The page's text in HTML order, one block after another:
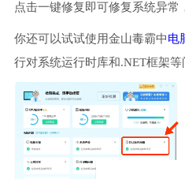
点击一键修复即可修复系统异常
你还可以试试使用金山毒霸中电
行对系统运行时库和.NET框架等